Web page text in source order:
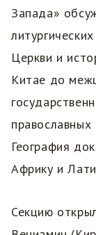
Запада»
Церкви и
Китае до
География
Африку и
Секцию